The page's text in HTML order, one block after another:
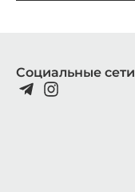
Социальные сети